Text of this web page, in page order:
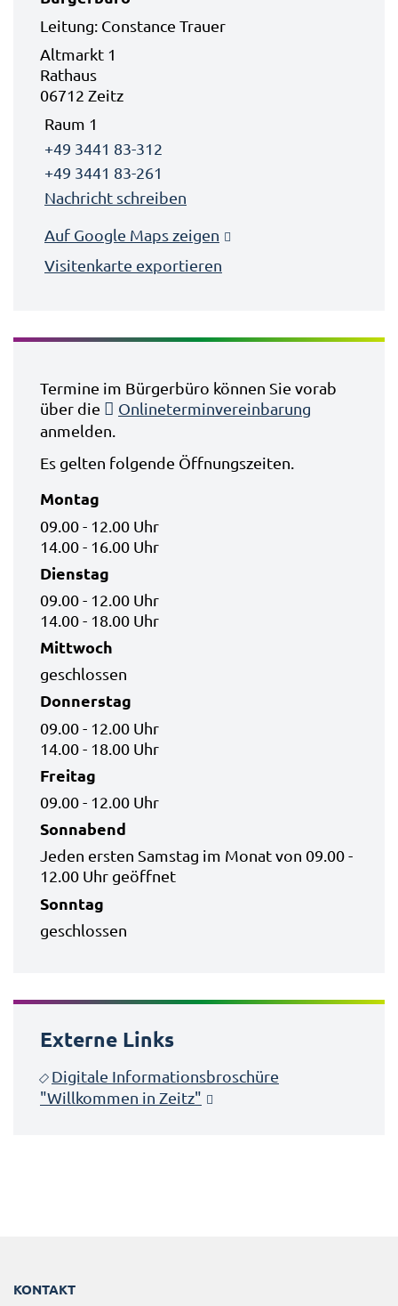
Leitung: Constance Trauer
Altmarkt 1
Rathaus
06712 Zeitz
Raum 1
+49 3441 83-312
+49 3441 83-261
Nachricht schreiben
Auf Google Maps zeigen
Visitenkarte exportieren
Termine im Bürgerbüro können Sie vorab
über die
Onlineterminvereinbarung
anmelden.
Es gelten folgende Öffnungszeiten.
Montag
09.00 - 12.00 Uhr
14.00 - 16.00 Uhr
Dienstag
09.00 - 12.00 Uhr
14.00 - 18.00 Uhr
Mittwoch
geschlossen
Donnerstag
09.00 - 12.00 Uhr
14.00 - 18.00 Uhr
Freitag
09.00 - 12.00 Uhr
Sonnabend
Jeden ersten Samstag im Monat von 09.00 -
12.00 Uhr geöffnet
Sonntag
geschlossen
Externe Links
Digitale Informationsbroschüre
"Willkommen in Zeitz"
KONTAKT